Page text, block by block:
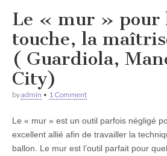
Le « mur » pour
touche, la
( Guardiola,
City)
byadmin • 1 Comment
Le « mur » est un outil parfois négligé
excellent allié afin de travailler la
ballon. Le mur est l’outil parfait pour